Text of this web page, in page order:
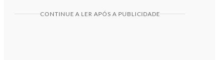
CONTINUE A LER APÓS A PUBLICIDADE